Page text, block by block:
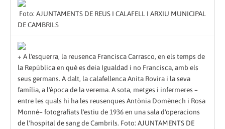
Foto: AJUNTAMENTS DE REUS I CALAFELL I ARXIU MUNICIPAL
DE CAMBRILS
+ A l'esquerra, la reusenca Francisca Carrasco, en els temps de
la República en què es deia Igualdad i no Francisca, amb els
seus germans. A dalt, la calafellenca Anita Rovira i la seva
família, a l'època de la verema. A sota, metges i infermeres –
entre les quals hi ha les reusenques Antònia Domènech i Rosa
Monné– fotografiats l'estiu de 1936 en una sala d'operacions
de l'hospital de sang de Cambrils. Foto: AJUNTAMENTS DE